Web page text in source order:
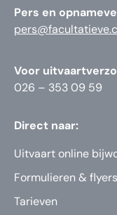
Pers en
Voor
026 – 353 09 59
Direct naar:
Uitvaart online
Formulieren & flyers
Tarieven